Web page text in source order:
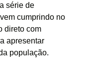
série de
cumprindo no
direto com
apresentar
população.